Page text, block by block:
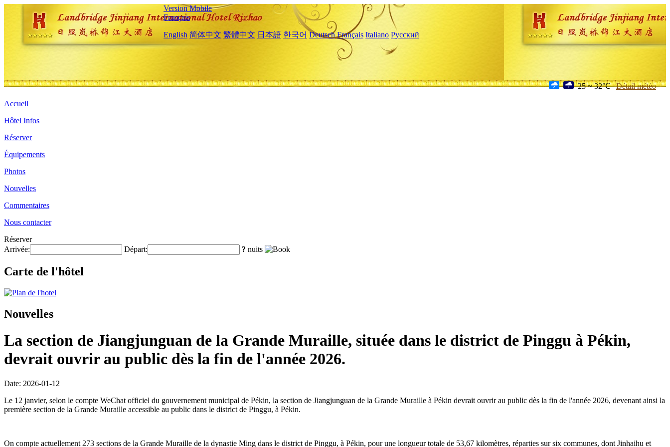
Version Mobile
Français
English 简体中文 繁體中文 日本語 한국어 Deutsch Français Italiano Русский
25 ~ 32℃ Détail météo
Accueil
Hôtel Infos
Réserver
Équipements
Photos
Nouvelles
Commentaires
Nous contacter
Réserver
Arrivée:
Départ: ? nuits
Carte de l'hôtel
Nouvelles
La section de Jiangjunguan de la Grande Muraille, située dans le district de Pinggu à Pékin,
devrait ouvrir au public dès la fin de l'année 2026.
Date: 2026-01-12
Le 12 janvier, selon le compte WeChat officiel du gouvernement municipal de Pékin, la section de Jiangjunguan de la Grande Muraille à Pékin devrait ouvrir au public dès la fin de l'année 2026, devenant ainsi la
première section de la Grande Muraille accessible au public dans le district de Pinggu, à Pékin.
On compte actuellement 273 sections de la Grande Muraille de la dynastie Ming dans le district de Pinggu, à Pékin, pour une longueur totale de 53,67 kilomètres, réparties sur six communes, dont Jinhaihu et